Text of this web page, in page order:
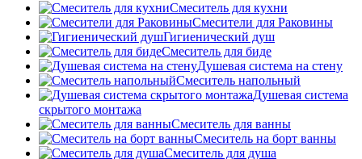
Смеситель для кухни
Смесители для Раковины
Гигиенический душ
Смеситель для биде
Душевая система на стену
Смеситель напольный
Душевая система
скрытого монтажа
Смеситель для ванны
Смеситель на борт ванны
Смеситель для душа